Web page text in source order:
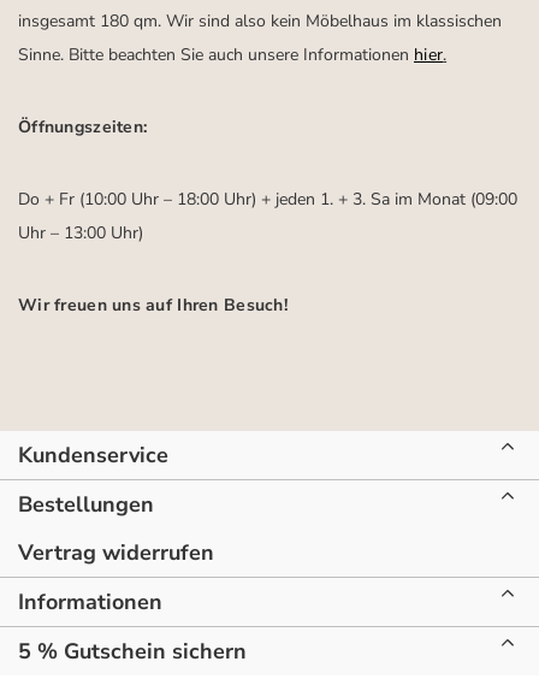
insgesamt 180 qm. Wir sind also kein Möbelhaus im klassischen
Sinne. Bitte beachten Sie auch unsere Informationen hier.
Öffnungszeiten:
Do + Fr (10:00 Uhr – 18:00 Uhr) + jeden 1. + 3. Sa im Monat (09:00
Uhr – 13:00 Uhr)
Wir freuen uns auf Ihren Besuch!
Kundenservice
Bestellungen
Vertrag widerrufen
Informationen
5 % Gutschein sichern